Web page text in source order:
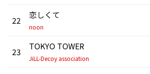
22 恋しくて
noon
23 TOKYO TOWER
JiLL-Decoy association